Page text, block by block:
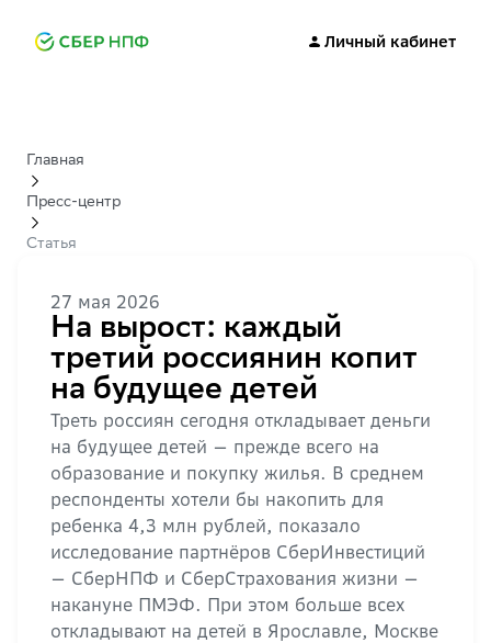
Личный кабинет
Главная
Пресс-центр
Статья
27 мая 2026
На вырост: каждый
третий россиянин копит
на будущее детей
Треть россиян сегодня откладывает деньги
на будущее детей — прежде всего на
образование и покупку жилья. В среднем
респонденты хотели бы накопить для
ребенка 4,3 млн рублей, показало
исследование партнёров СберИнвестиций
— СберНПФ и СберСтрахования жизни —
накануне ПМЭФ. При этом больше всех
откладывают на детей в Ярославле, Москве